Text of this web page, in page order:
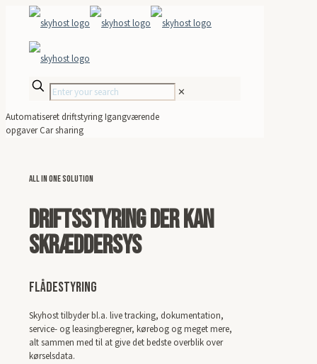
✕
Automatiseret driftstyringIgangværende
opgaverCar sharing
all in one solution
driftsstyring der kan
skræddersys
Flådestyring
Skyhost tilbyder bl.a. live tracking, dokumentation,
service- og leasingberegner, kørebog og meget mere,
alt sammen med til at give det bedste overblik over
kørselsdata.